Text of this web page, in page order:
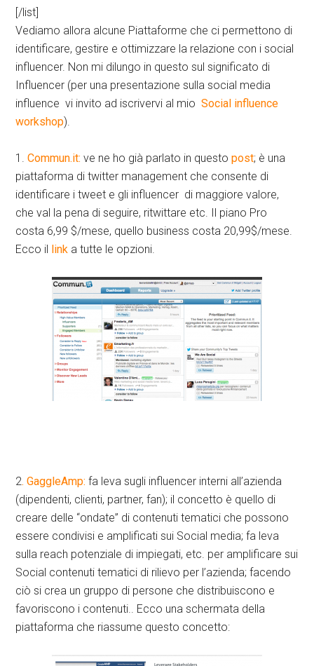
[/list]
Vediamo allora alcune Piattaforme che ci permettono di
identificare, gestire e ottimizzare la relazione con i social
influencer. Non mi dilungo in questo sul significato di
Influencer (per una presentazione sulla social media
influence vi invito ad iscrivervi al mio Social influence
workshop).
1.Commun.it: ve ne ho già parlato in questopost; è una
piattaforma di twitter management che consente di
identificare i tweet e gli influencer di maggiore valore,
che val la pena di seguire, ritwittare etc. Il piano Pro
costa 6,99 $/mese, quello business costa 20,99$/mese.
Ecco il
link a tutte le opzioni.
2. GaggleAmp:fa leva sugli influencer interni all’azienda
(dipendenti, clienti, partner, fan); il concetto è quello di
creare delle “ondate” di contenuti tematici che possono
essere condivisi e amplificati sui Social media; fa leva
sulla reach potenziale di impiegati, etc. per amplificare sui
Social contenuti tematici di rilievo per l’azienda; facendo
ciò si crea un gruppo di persone che distribuiscono e
favoriscono i contenuti.. Ecco una schermata della
piattaforma che riassume questo concetto: